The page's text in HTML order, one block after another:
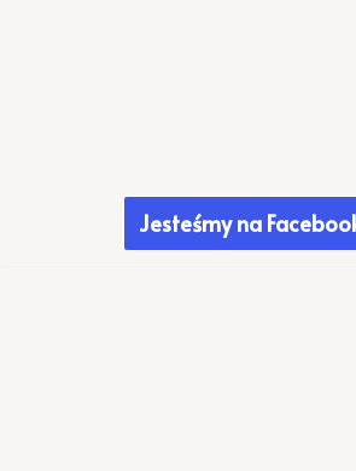
Jesteśmy na